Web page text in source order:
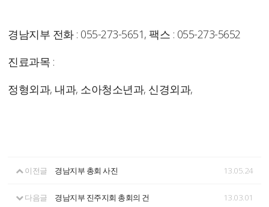
경남지부 전화 : 055-273-5651, 팩스 : 055-273-5652
진료과목 :
정형외과, 내과, 소아청소년과, 신경외과,
이전글 경남지부 총회 사진 13.05.24
다음글 경남지부 진주지회 총회의 건 13.03.01